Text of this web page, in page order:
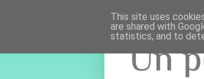
Un
This site uses
are shared with
statistics, and to